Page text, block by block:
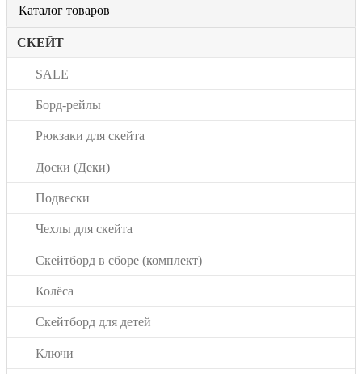
Каталог товаров
СКЕЙТ
SALE
Борд-рейлы
Рюкзаки для скейта
Доски (Деки)
Подвески
Чехлы для скейта
Скейтборд в сборе (комплект)
Колёса
Скейтборд для детей
Ключи